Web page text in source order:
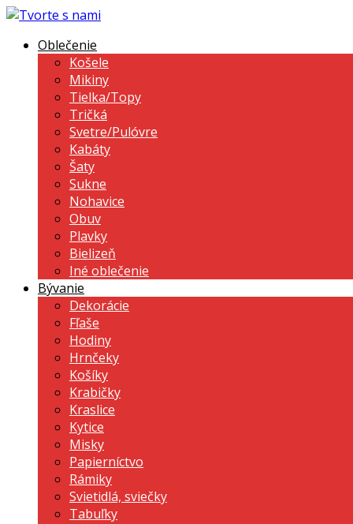
Oblečenie
Košele
Mikiny
Tielka/Topy
Tričká
Svetre/Pulóvre
Kabáty
Šaty
Sukne
Nohavice
Obuv
Plavky
Bielizeň
Iné oblečenie
Bývanie
Dekorácie
Fľaše
Hodiny
Hrnčeky
Košíky
Krabičky
Kraslice
Kytice
Misky
Papierníctvo
Rámiky
Svietidlá, sviečky
Tabuľky